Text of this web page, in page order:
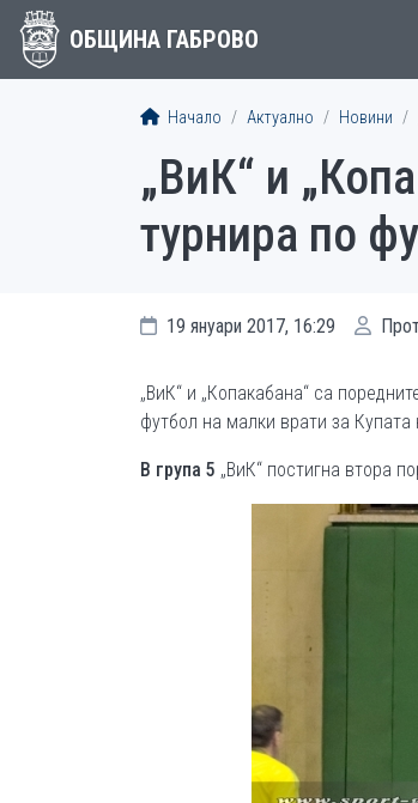
ОБЩИНА ГАБРОВО
Начало Актуално Новини
„ВиК“ и
турнира по
19 януари 2017, 16:29
„ВиК“ и „Копакабана“ са
футбол на малки врати за
В група 5 „ВиК“ постигна втора